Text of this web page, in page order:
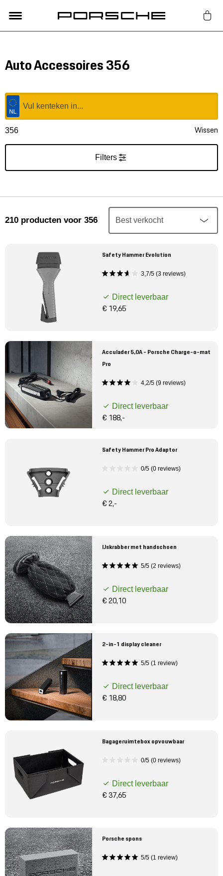
Classic
Nieuw
Porsche finder
Mijn account
Klantenservice
Meer Porsche
Porsche informatie
Auto Accessoires 356
356 Wissen
Filters
210 producten voor 356
Safety Hammer Evolution
3,7/5 (3 reviews)
Direct leverbaar
€ 19,65
Acculader 5,0A - Porsche Charge-o-mat
Pro
4,2/5 (9 reviews)
Direct leverbaar
€ 188,-
Safety Hammer Pro Adaptor
0/5 (0 reviews)
Direct leverbaar
€ 2,-
IJskrabber met handschoen
5/5 (2 reviews)
Direct leverbaar
€ 20,10
2-in-1 display cleaner
5/5 (1 review)
Direct leverbaar
€ 18,80
Bagageruimtebox opvouwbaar
0/5 (0 reviews)
Direct leverbaar
€ 37,65
Porsche spons
5/5 (1 review)